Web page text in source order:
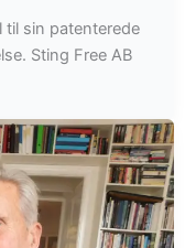
til sin patenterede
Sting Free AB